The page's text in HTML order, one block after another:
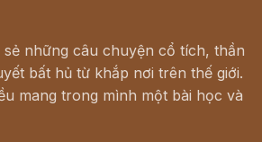
sẻ những câu chuyện cổ tích, thần
bất hủ từ khắp nơi trên thế giới.
mang trong mình một bài học và